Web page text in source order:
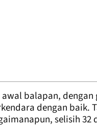
awal balapan,
dengan baik.
selisih 32